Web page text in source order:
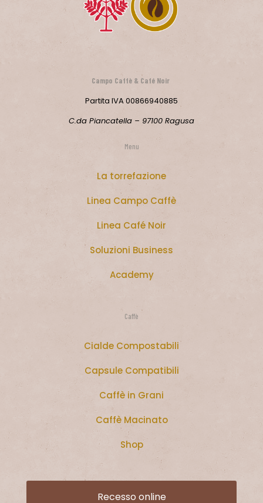
Campo Caffè & Café Noir
Partita IVA 00866940885
C.da Piancatella – 97100 Ragusa
Menu
La torrefazione
Linea Campo Caffè
Linea Café Noir
Soluzioni Business
Academy
Caffè
Cialde Compostabili
Capsule Compatibili
Caffè in Grani
Caffè Macinato
Shop
Recesso online